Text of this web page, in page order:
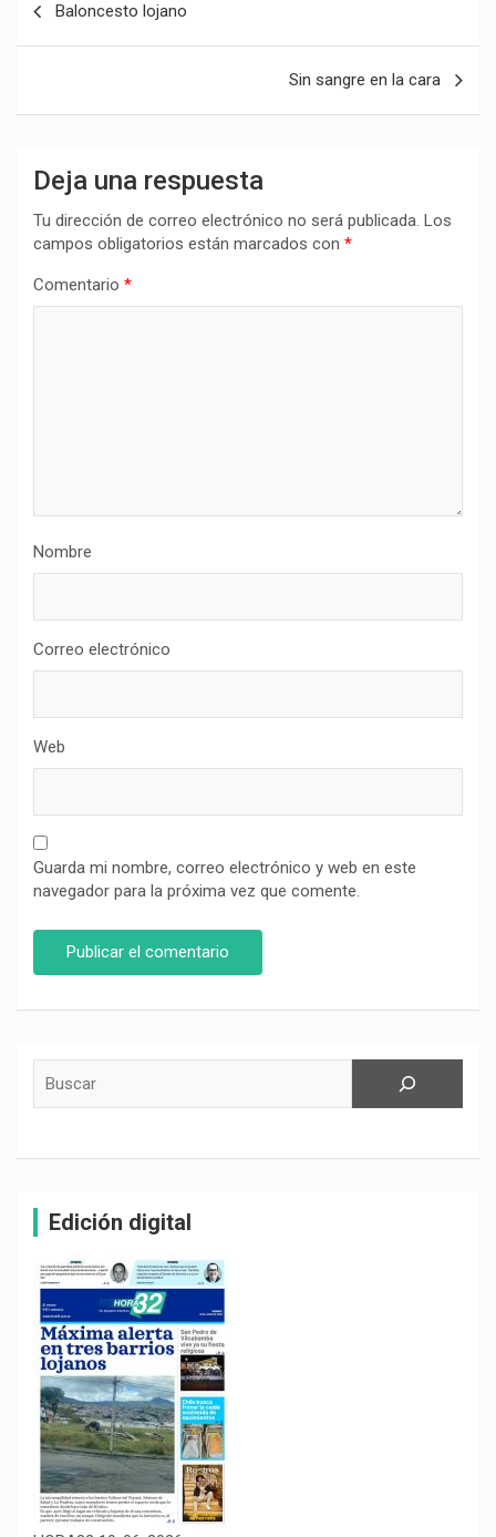
Baloncesto lojano
Sin sangre en la cara
Deja una respuesta
Tu dirección de correo electrónico no será publicada. Los
campos obligatorios están marcados con *
Comentario *
Nombre
Correo electrónico
Web
Guarda mi nombre, correo electrónico y web en este
navegador para la próxima vez que comente.
Edición digital